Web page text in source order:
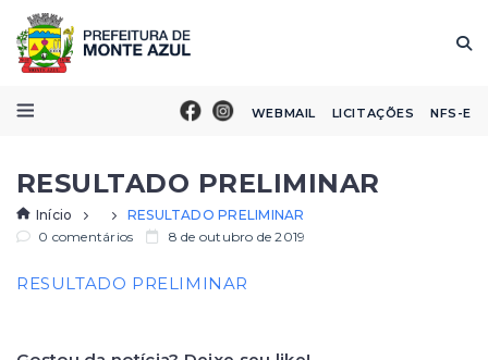
WEBMAIL LICITAÇÕES NFS-E
RESULTADO PRELIMINAR
Início
RESULTADO PRELIMINAR
0 comentários
8 de outubro de 2019
RESULTADO PRELIMINAR